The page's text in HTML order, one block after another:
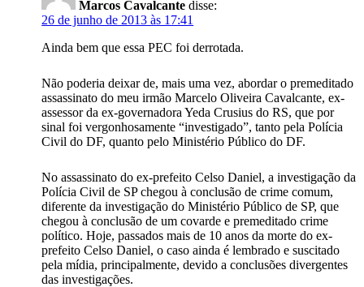
Marcos Cavalcante disse:
26 de junho de 2013 às 17:41
Ainda bem que essa PEC foi derrotada.
Não poderia deixar de, mais uma vez, abordar o premeditado
assassinato do meu irmão Marcelo Oliveira Cavalcante, ex-
assessor da ex-governadora Yeda Crusius do RS, que por
sinal foi vergonhosamente “investigado”, tanto pela Polícia
Civil do DF, quanto pelo Ministério Público do DF.
No assassinato do ex-prefeito Celso Daniel, a investigação da
Polícia Civil de SP chegou à conclusão de crime comum,
diferente da investigação do Ministério Público de SP, que
chegou à conclusão de um covarde e premeditado crime
político. Hoje, passados mais de 10 anos da morte do ex-
prefeito Celso Daniel, o caso ainda é lembrado e suscitado
pela mídia, principalmente, devido a conclusões divergentes
das investigações.